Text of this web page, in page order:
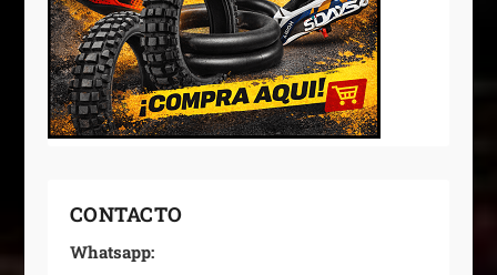
CONTACTO
Whatsapp: